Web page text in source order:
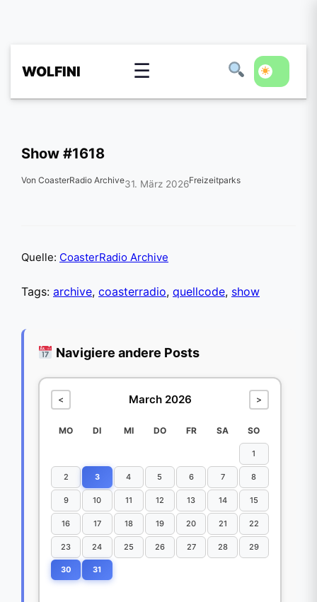
WOLFINI ☰
Show #1618
Von CoasterRadio Archive31. März 2026Freizeitparks
Quelle: CoasterRadio Archive
Tags: archive, coasterradio, quellcode, show
Navigiere andere Posts
< March 2026 >
MO DI MI DO FR SA SO
1
2 3 4 5 6 7 8
9 10 11 12 13 14 15
16 17 18 19 20 21 22
23 24 25 26 27 28 29
30 31